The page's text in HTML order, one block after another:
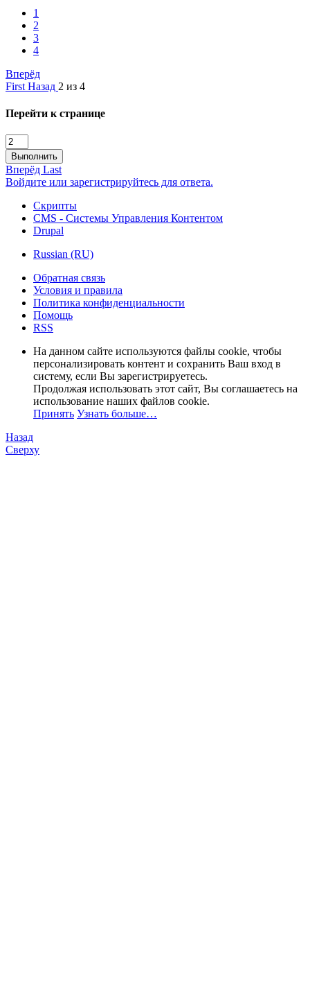
1
2
3
4
Вперёд
First Назад 2 из 4
Перейти к странице
Выполнить
Вперёд Last
Войдите или зарегистрируйтесь для ответа.
Скрипты
CMS - Системы Управления Контентом
Drupal
Russian (RU)
Обратная связь
Условия и правила
Политика конфиденциальности
Помощь
RSS
На данном сайте используются файлы cookie, чтобы
персонализировать контент и сохранить Ваш вход в
систему, если Вы зарегистрируетесь.
Продолжая использовать этот сайт, Вы соглашаетесь на
использование наших файлов cookie.
Принять Узнать больше…
Назад
Сверху